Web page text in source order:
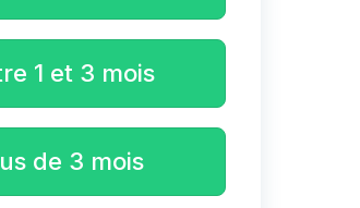
1 et 3 mois
de 3 mois